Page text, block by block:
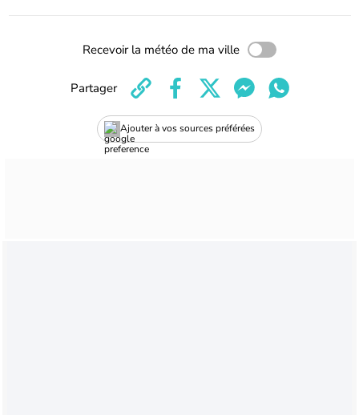
Recevoir la météo de ma ville
Ajouter à vos sources préférées
Partager